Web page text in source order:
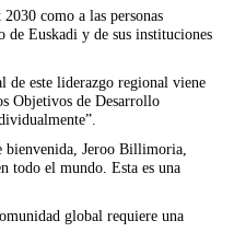
como a las personas
de Euskadi y de sus instituciones
de este liderazgo regional viene
Objetivos de Desarrollo
bienvenida, Jeroo Billimoria,
todo el mundo. Esta es una
global requiere una